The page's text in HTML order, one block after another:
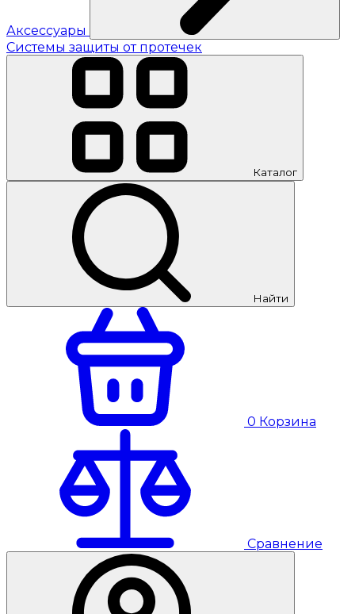
Аксессуары
Системы защиты от протечек
Каталог
Найти
0 Корзина
Сравнение